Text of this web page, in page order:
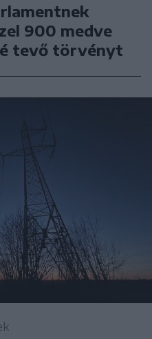
900 medve
tevő törvényt